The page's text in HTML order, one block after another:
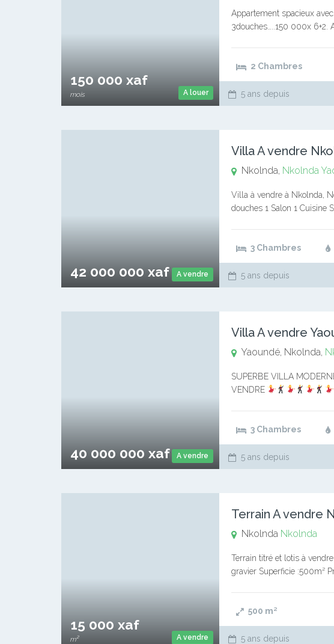
A louer
150 000 xaf
mois
Appartement spacieux
3douches…..150 000x 6+2.
2 Chambres
5 ans depuis
A vendre
42 000 000 xaf
Villa A vendre
Nkolnda, Nkolnda
Villa à vendre à Nkolnda,
douches 1 Salon 1 Cuisine
3 Chambres
5 ans depuis
A vendre
40 000 000 xaf
Villa A vendre
Yaoundé, Nkolnda,
SUPERBE VILLA
VENDRE
3 Chambres
5 ans depuis
A vendre
15 000 xaf
m²
Terrain A vendre
Nkolnda Nkolnda
Terrain titré et lotis à
gravier Superficie :500m²
500 m²
5 ans depuis